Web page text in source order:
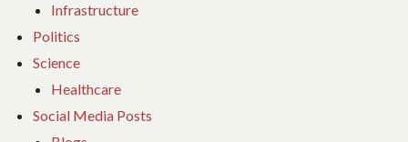
Infrastructure
Politics
Science
Healthcare
Social Media Posts